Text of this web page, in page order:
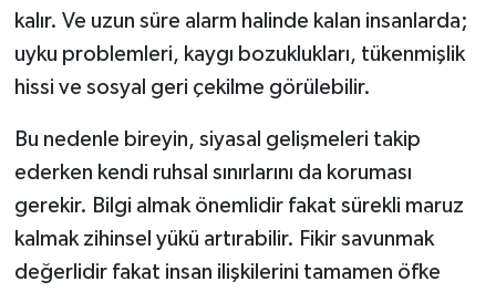
kalır. Ve uzun süre alarm halinde kalan insanlarda;
uyku problemleri, kaygı bozuklukları, tükenmişlik
hissi ve sosyal geri çekilme görülebilir.
Bu nedenle bireyin, siyasal gelişmeleri takip
ederken kendi ruhsal sınırlarını da koruması
gerekir. Bilgi almak önemlidir fakat sürekli maruz
kalmak zihinsel yükü artırabilir. Fikir savunmak
değerlidir fakat insan ilişkilerini tamamen öfke